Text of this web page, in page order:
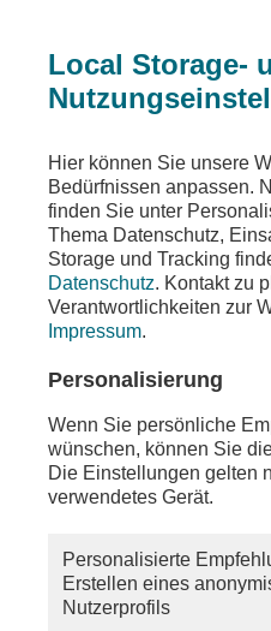
Local Storage-
Hier können Sie unsere
Bedürfnissen anpassen.
finden Sie unter
Thema Datenschutz,
Storage und Tracking
Datenschutz. Kontakt zu
Verantwortlichkeiten zur
Impressum.
Personalisierung
Wenn Sie persönliche
wünschen, können Sie
Die Einstellungen gelten
verwendetes Gerät.
Personalisierte
Erstellen eines
Nutzerprofils